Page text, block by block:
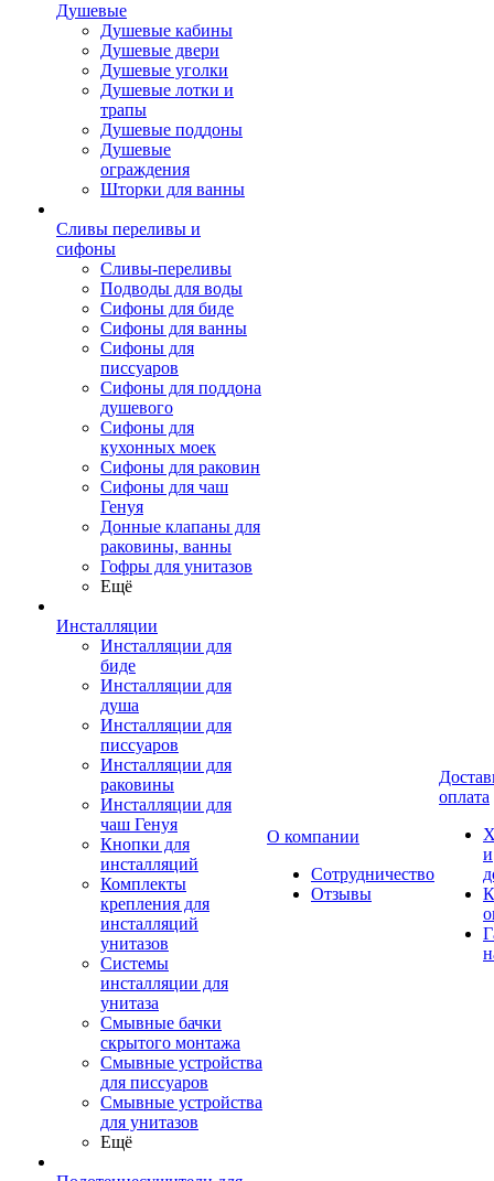
Душевые
Душевые кабины
Душевые двери
Душевые уголки
Душевые лотки и
трапы
Душевые поддоны
Душевые
ограждения
Шторки для ванны
Сливы переливы и
сифоны
Сливы-переливы
Подводы для воды
Сифоны для биде
Сифоны для ванны
Сифоны для
писсуаров
Сифоны для поддона
душевого
Сифоны для
кухонных моек
Сифоны для раковин
Сифоны для чаш
Генуя
Донные клапаны для
раковины, ванны
Гофры для унитазов
Ещё
Инсталляции
Инсталляции для
биде
Инсталляции для
душа
Инсталляции для
писсуаров
Инсталляции для
раковины
Инсталляции для
чаш Генуя
Кнопки для
инсталляций
Комплекты
крепления для
инсталляций
унитазов
Системы
инсталляции для
унитаза
Смывные бачки
скрытого монтажа
Смывные устройства
для писсуаров
Смывные устройства
для унитазов
Ещё
О компании
Сотрудничество
Отзывы
оплата
и